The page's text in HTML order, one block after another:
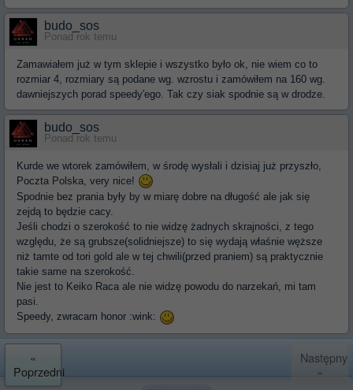
budo_sos
Ponad rok temu
Zamawiałem już w tym sklepie i wszystko było ok, nie wiem co to
rozmiar 4, rozmiary są podane wg. wzrostu i zamówiłem na 160 wg.
dawniejszych porad speedy'ego. Tak czy siak spodnie są w drodze.
budo_sos
Ponad rok temu
Kurde we wtorek zamówiłem, w środę wysłali i dzisiaj już przyszło,
Poczta Polska, very nice!
Spodnie bez prania były by w miarę dobre na długość ale jak się
zejdą to będzie cacy.
Jeśli chodzi o szerokość to nie widzę żadnych skrajności, z tego
względu, że są grubsze(solidniejsze) to się wydają właśnie węższe
niż tamte od tori gold ale w tej chwili(przed praniem) są praktycznie
takie same na szerokość.
Nie jest to Keiko Raca ale nie widzę powodu do narzekań, mi tam
pasi.
Speedy, zwracam honor :wink:
«
Poprzedni
Następny
»